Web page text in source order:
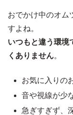
おでかけ中のオム
すよね。
いつもと違う環境
くありません。
お気に入りの
音や視線が少
急ぎすぎず、